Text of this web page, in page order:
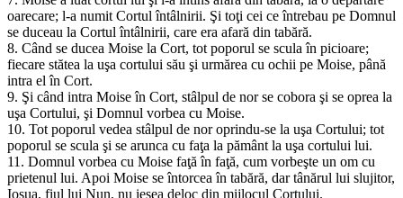
oarecare; l-a numit Cortul întâlnirii. Şi toţi cei ce întrebau pe Domnul
se duceau la Cortul întâlnirii, care era afară din tabără.
8. Când se ducea Moise la Cort, tot poporul se scula în picioare;
fiecare stătea la uşa cortului său şi urmărea cu ochii pe Moise, până
intra el în Cort.
9. Şi când intra Moise în Cort, stâlpul de nor se cobora şi se oprea la
uşa Cortului, şi Domnul vorbea cu Moise.
10. Tot poporul vedea stâlpul de nor oprindu-se la uşa Cortului; tot
poporul se scula şi se arunca cu faţa la pământ la uşa cortului lui.
11. Domnul vorbea cu Moise faţă în faţă, cum vorbeşte un om cu
prietenul lui. Apoi Moise se întorcea în tabără, dar tânărul lui slujitor,
Iosua, fiul lui Nun, nu ieşea deloc din mijlocul Cortului.